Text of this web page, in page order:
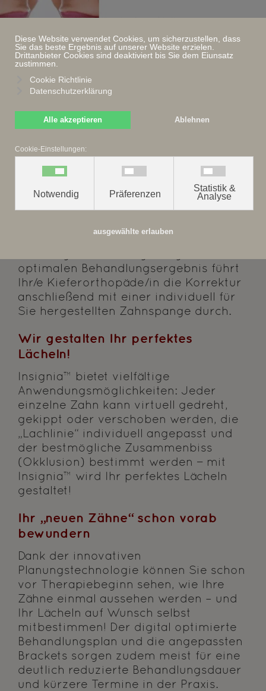
Diese Website verwendet Cookies, um sicherzustellen, dass
Sie das beste Ergebnis auf unserer Website erzielen.
Drittanbieter Cookies sind deaktiviert bis Sie dem Eiunsatz
zustimmen.
Cookie Richtlinie
Datenschutzerklärung
Alle akzeptieren Ablehnen
Cookie-Einstellungen:
Notwendig Präferenzen
Statistik &
Analyse
ausgewählte erlauben
≡
Planung vom optimalen
Ergebnis ausgehend
Behandlungssystem für
maßgeschneiderte Kieferorthopädie:
Noch vor Beginn der eigentlichen
Behandlung wird der gesamte Prozess
der Zahnkorrektur anhand einer 3D-
Computersimulation geplant –
nachträgliche Anpassungen sind in
optimalen Behandlungsergebnis führt
Ihr/e Kieferorthopäde/in die Korrektur
anschließend mit einer individuell für
Sie hergestellten Zahnspange durch.
Wir gestalten Ihr perfektes
Lächeln!
Insignia™ bietet vielfältige
Anwendungsmöglichkeiten: Jeder
einzelne Zahn kann virtuell gedreht,
gekippt oder verschoben werden, die
„Lachlinie“ individuell angepasst und
der bestmögliche Zusammenbiss
(Okklusion) bestimmt werden − mit
Insignia™ wird Ihr perfektes Lächeln
gestaltet!
Ihr „neuen Zähne“ schon vorab
bewundern
Dank der innovativen
Planungstechnologie können Sie schon
vor Therapiebeginn sehen, wie Ihre
Zähne einmal aussehen werden – und
Ihr Lächeln auf Wunsch selbst
mitbestimmen! Der digital optimierte
Behandlungsplan und die angepassten
Brackets sorgen zudem meist für eine
deutlich reduzierte Behandlungsdauer
und kürzere Termine in der Praxis.